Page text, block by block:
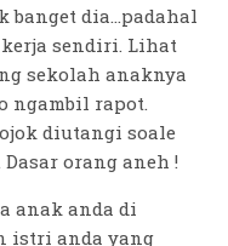
banget dia...padahal
sendiri. Lihat
sekolah anaknya
ngambil rapot.
diutangi soale
orang aneh !
anak anda di
istri anda yang